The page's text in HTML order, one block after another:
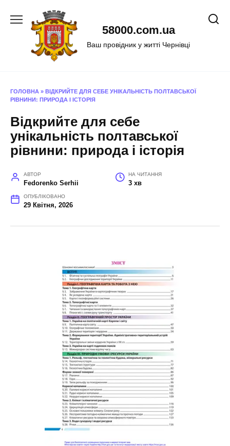
58000.com.ua
Ваш провідник у житті Чернівці
ГОЛОВНА » ВІДКРИЙТЕ ДЛЯ СЕБЕ УНІКАЛЬНІСТЬ ПОЛТАВСЬКОЇ
РІВНИНИ: ПРИРОДА І ІСТОРІЯ
Відкрийте для себе
унікальність полтавської
рівнини: природа і історія
АВТОР
Fedorenko Serhii
НА ЧИТАННЯ
3 хв
ОПУБЛІКОВАНО
29 Квітня, 2026